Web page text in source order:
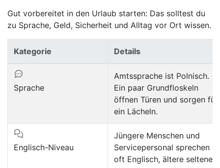
Gut vorbereitet in den Urlaub starten: Das solltest du
zu Sprache, Geld, Sicherheit und Alltag vor Ort wissen.
Kategorie Details
Sprache
Amtssprache ist Polnisch.
Ein paar Grundfloskeln
öffnen Türen und sorgen für
ein Lächeln.
Englisch-Niveau
Jüngere Menschen und
Servicepersonal sprechen
oft Englisch, ältere seltener.